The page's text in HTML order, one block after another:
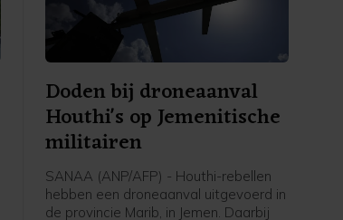
Doden bij droneaanval
Houthi's op Jemenitische
militairen
SANAA (ANP/AFP) - Houthi-rebellen
hebben een droneaanval uitgevoerd in
de provincie Marib, in Jemen. Daarbij